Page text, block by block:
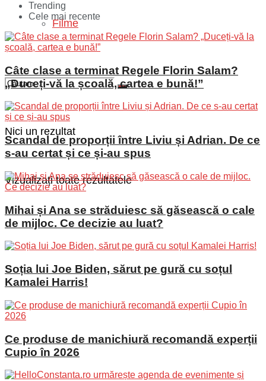
Filme
Nici un rezultat
Vizualizați toate rezultatele
Trending
Cele mai recente
Câte clase a terminat Regele Florin Salam?
„Duceți-vă la școală, cartea e bună!”
Scandal de proporții între Liviu și Adrian. De ce
s-au certat și ce și-au spus
Mihai și Ana se străduiesc să găsească o cale
de mijloc. Ce decizie au luat?
Soția lui Joe Biden, sărut pe gură cu soțul
Kamalei Harris!
Ce produse de manichiură recomandă experții
Cupio în 2026